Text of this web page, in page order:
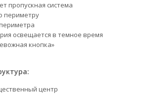
пропускная система
периметру
освещается в темное время
кнопка»
центр